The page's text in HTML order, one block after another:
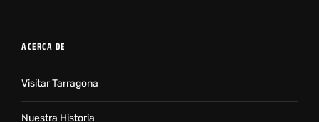
ACERCA DE
Visitar Tarragona
Nuestra Historia